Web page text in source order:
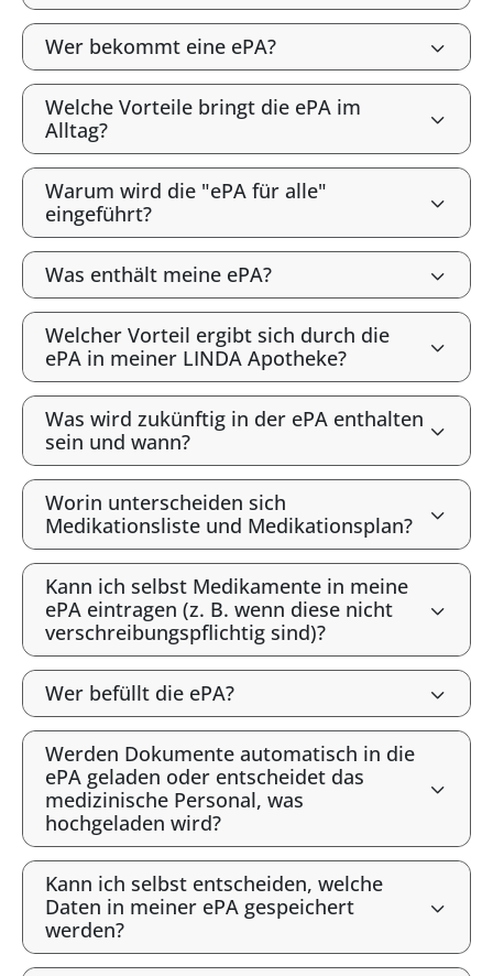
Wer bekommt eine ePA?
Welche Vorteile bringt die ePA im
Alltag?
Warum wird die "ePA für alle"
eingeführt?
Was enthält meine ePA?
Welcher Vorteil ergibt sich durch die
ePA in meiner LINDA Apotheke?
Was wird zukünftig in der ePA enthalten
sein und wann?
Worin unterscheiden sich
Medikationsliste und Medikationsplan?
Kann ich selbst Medikamente in meine
ePA eintragen (z. B. wenn diese nicht
verschreibungspflichtig sind)?
Wer befüllt die ePA?
Werden Dokumente automatisch in die
ePA geladen oder entscheidet das
medizinische Personal, was
hochgeladen wird?
Kann ich selbst entscheiden, welche
Daten in meiner ePA gespeichert
werden?